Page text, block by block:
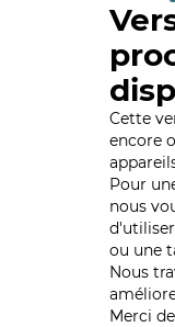
Cette
encore
Pour
nous
ou une
Nous
Merci